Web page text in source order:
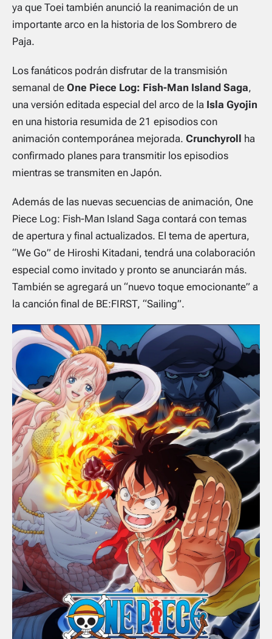
ya que Toei también anunció la reanimación de un
importante arco en la historia de los Sombrero de
Paja.
Los fanáticos podrán disfrutar de la transmisión
semanal de One Piece Log: Fish-Man Island Saga,
una versión editada especial del arco de la Isla Gyojin
en una historia resumida de 21 episodios con
animación contemporánea mejorada. Crunchyroll ha
confirmado planes para transmitir los episodios
mientras se transmiten en Japón.
Además de las nuevas secuencias de animación, One
Piece Log: Fish-Man Island Saga contará con temas
de apertura y final actualizados. El tema de apertura,
“We Go” de Hiroshi Kitadani, tendrá una colaboración
especial como invitado y pronto se anunciarán más.
También se agregará un “nuevo toque emocionante” a
la canción final de BE:FIRST, “Sailing”.